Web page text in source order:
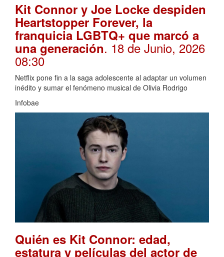
Kit Connor y Joe Locke despiden
Heartstopper Forever, la
franquicia LGBTQ+ que marcó a
una generación. 18 de Junio, 2026
08:30
Netflix pone fin a la saga adolescente al adaptar un volumen
inédito y sumar el fenómeno musical de Olivia Rodrigo
Infobae
Quién es Kit Connor: edad,
estatura y películas del actor de